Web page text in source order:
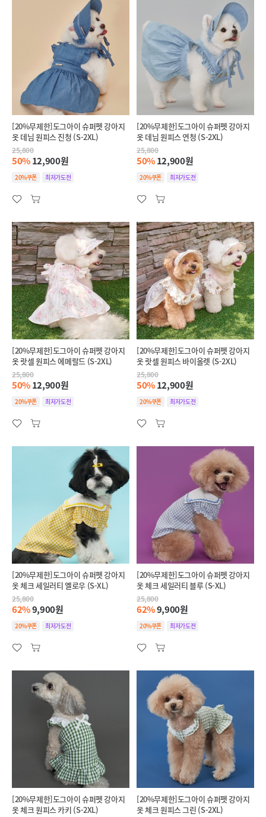
[20%무제한]도그아이 슈퍼펫 강아지
옷 데님 원피스 진청 (S-2XL)
25,800
50%12,900원
20%쿠폰 최저가도전
[20%무제한]도그아이 슈퍼펫 강아지
옷 데님 원피스 연청 (S-2XL)
25,800
50%12,900원
20%쿠폰 최저가도전
[20%무제한]도그아이 슈퍼펫 강아지
옷 랏셀 원피스 에메랄드 (S-2XL)
25,800
50%12,900원
20%쿠폰 최저가도전
[20%무제한]도그아이 슈퍼펫 강아지
옷 랏셀 원피스 바이올렛 (S-2XL)
25,800
50%12,900원
20%쿠폰 최저가도전
[20%무제한]도그아이 슈퍼펫 강아지
옷 체크 세일러티 옐로우 (S-XL)
25,800
62%9,900원
20%쿠폰 최저가도전
[20%무제한]도그아이 슈퍼펫 강아지
옷 체크 세일러티 블루 (S-XL)
25,800
62%9,900원
20%쿠폰 최저가도전
[20%무제한]도그아이 슈퍼펫 강아지
옷 체크 원피스 카키 (S-2XL)
[20%무제한]도그아이 슈퍼펫 강아지
옷 체크 원피스 그린 (S-2XL)